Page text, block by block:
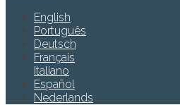
English
Português
Deutsch
Français
Italiano
Español
Nederlands